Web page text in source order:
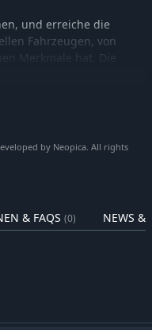
und erreiche die
Fahrzeugen, von
Merkmale hat. Die
Yamaha, Arctic Cat,
und viele mehr.
zu verbessern. Es
wie möglich
du bedenken,
by Neopica. All rights
& FAQS (0) NEWS &